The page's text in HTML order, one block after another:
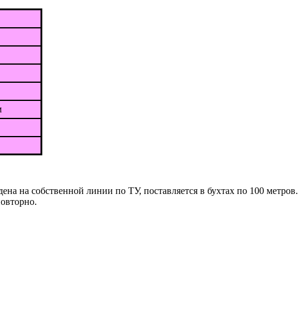
на собственной линии по ТУ, поставляется в бухтах по 100 метров.